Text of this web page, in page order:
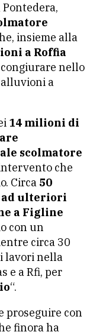
insieme alla
a Roffia
nello
a
14 milioni di
scolmatore
che
Circa 50
ad ulteriori
a Figline
con un
circa 30
lavori nella
e a Rfi, per
“.
proseguire con
finora ha